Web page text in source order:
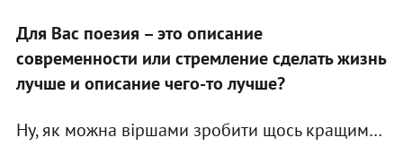
Для Вас поезия – это описание
современности или стремление сделать жизнь
лучше и описание чего-то лучше?
Ну, як можна віршами зробити щось кращим…